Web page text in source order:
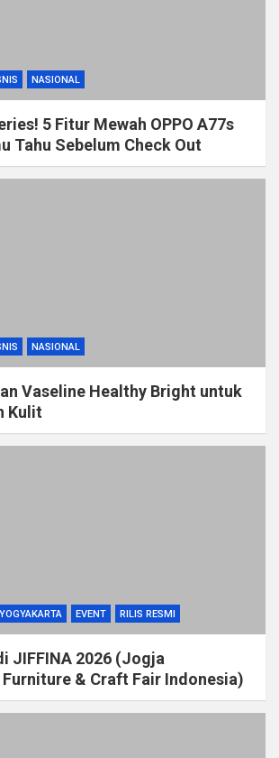
NASIONAL
5 Fitur Mewah OPPO A77s
Tahu Sebelum Check Out
NASIONAL
Vaseline Healthy Bright untuk
Kulit
EVENT RILIS RESMI
JIFFINA 2026 (Jogja
& Craft Fair Indonesia)